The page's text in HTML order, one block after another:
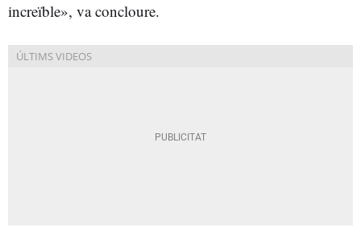
increïble», va concloure.